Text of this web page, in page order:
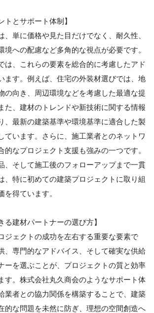
トとサポート体制】
、単に価格や見た目だけでなく、耐久性、
境への配慮など多角的な視点が必要です。
は、これらの要素を総合的に考慮したアド
ます。例えば、住宅の外装材選びでは、地
の向き、周辺環境などを考慮した最適な提
た、建材のトレンドや新技術に関する情報
、最新の建築基準や環境基準に適合した製
ています。さらに、施工業者とのネットワ
的なプロジェクト支援も強みの一つです。
、そして施工後のフォローアップまで一貫
、特に初めての建築プロジェクトに取り組
を得ています。
る建材パートナーの選び方】
ジェクトの成功を左右する重要な要素で
、専門的なアドバイス、そして確実な供給
ーを選ぶことが、プロジェクトの質と効率
す。株式会社丸久商会のようなサポート体
業者との協力関係を構築することで、建築
的な問題を未然に防ぎ、理想の空間創造へ